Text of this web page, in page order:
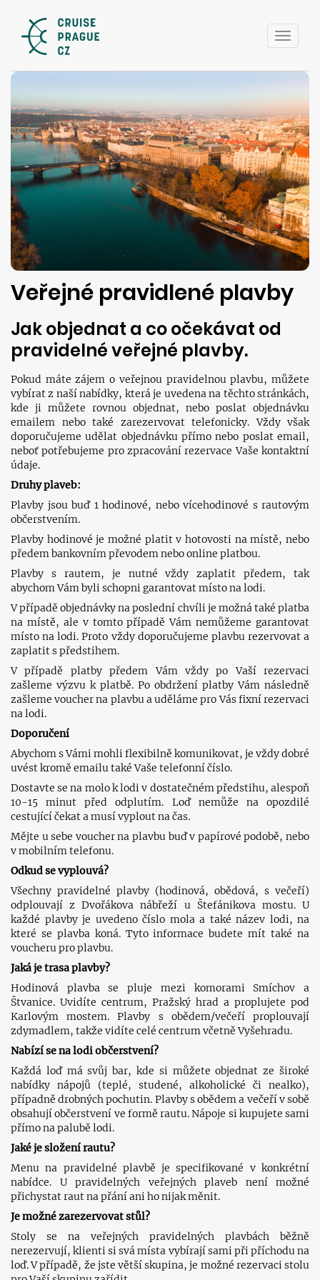
Toggle
Veřejné pravidlené plavby
Jak objednat a co očekávat od
pravidelné veřejné plavby.
Pokud máte zájem o veřejnou pravidelnou plavbu, můžete
vybírat z naší nabídky, která je uvedena na těchto stránkách,
kde ji můžete rovnou objednat, nebo poslat objednávku
emailem nebo také zarezervovat telefonicky. Vždy však
doporučujeme udělat objednávku přímo nebo poslat email,
neboť potřebujeme pro zpracování rezervace Vaše kontaktní
údaje.
Druhy plaveb:
Plavby jsou buď 1 hodinové, nebo vícehodinové s rautovým
občerstvením.
Plavby hodinové je možné platit v hotovosti na místě, nebo
předem bankovním převodem nebo online platbou.
Plavby s rautem, je nutné vždy zaplatit předem, tak
abychom Vám byli schopni garantovat místo na lodi.
V případě objednávky na poslední chvíli je možná také platba
na místě, ale v tomto případě Vám nemůžeme garantovat
místo na lodi. Proto vždy doporučujeme plavbu rezervovat a
zaplatit s předstihem.
V případě platby předem Vám vždy po Vaší rezervaci
zašleme výzvu k platbě. Po obdržení platby Vám následně
zašleme voucher na plavbu a uděláme pro Vás fixní rezervaci
na lodi.
Doporučení
Abychom s Vámi mohli flexibilně komunikovat, je vždy dobré
uvést kromě emailu také Vaše telefonní číslo.
Dostavte se na molo k lodi v dostatečném předstihu, alespoň
10-15 minut před odplutím. Loď nemůže na opozdilé
cestující čekat a musí vyplout na čas.
Mějte u sebe voucher na plavbu buď v papírové podobě, nebo
v mobilním telefonu.
Odkud se vyplouvá?
Všechny pravidelné plavby (hodinová, obědová, s večeří)
odplouvají z Dvořákova nábřeží u Štefánikova mostu. U
každé plavby je uvedeno číslo mola a také název lodi, na
které se plavba koná. Tyto informace budete mít také na
voucheru pro plavbu.
Jaká je trasa plavby?
Hodinová plavba se pluje mezi komorami Smíchov a
Štvanice. Uvidíte centrum, Pražský hrad a proplujete pod
Karlovým mostem. Plavby s obědem/večeří proplouvají
zdymadlem, takže vidíte celé centrum včetně Vyšehradu.
Nabízí se na lodi občerstvení?
Každá loď má svůj bar, kde si můžete objednat ze široké
nabídky nápojů (teplé, studené, alkoholické či nealko),
případně drobných pochutin. Plavby s obědem a večeří v sobě
obsahují občerstvení ve formě rautu. Nápoje si kupujete sami
přímo na palubě lodi.
Jaké je složení rautu?
Menu na pravidelné plavbě je specifikované v konkrétní
nabídce. U pravidelných veřejných plaveb není možné
přichystat raut na přání ani ho nijak měnit.
Je možné zarezervovat stůl?
Stoly se na veřejných pravidelných plavbách běžně
nerezervují, klienti si svá místa vybírají sami při příchodu na
loď. V případě, že jste větší skupina, je možné rezervaci stolu